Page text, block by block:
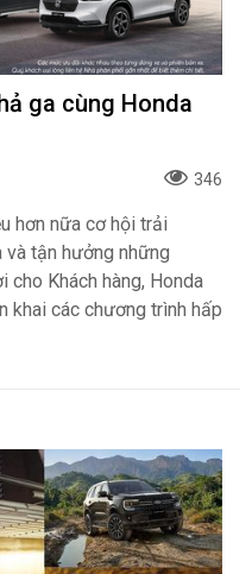
ga cùng Honda
346
hơn nữa cơ hội trải
tận hưởng những
cho Khách hàng, Honda
khai các chương trình hấp